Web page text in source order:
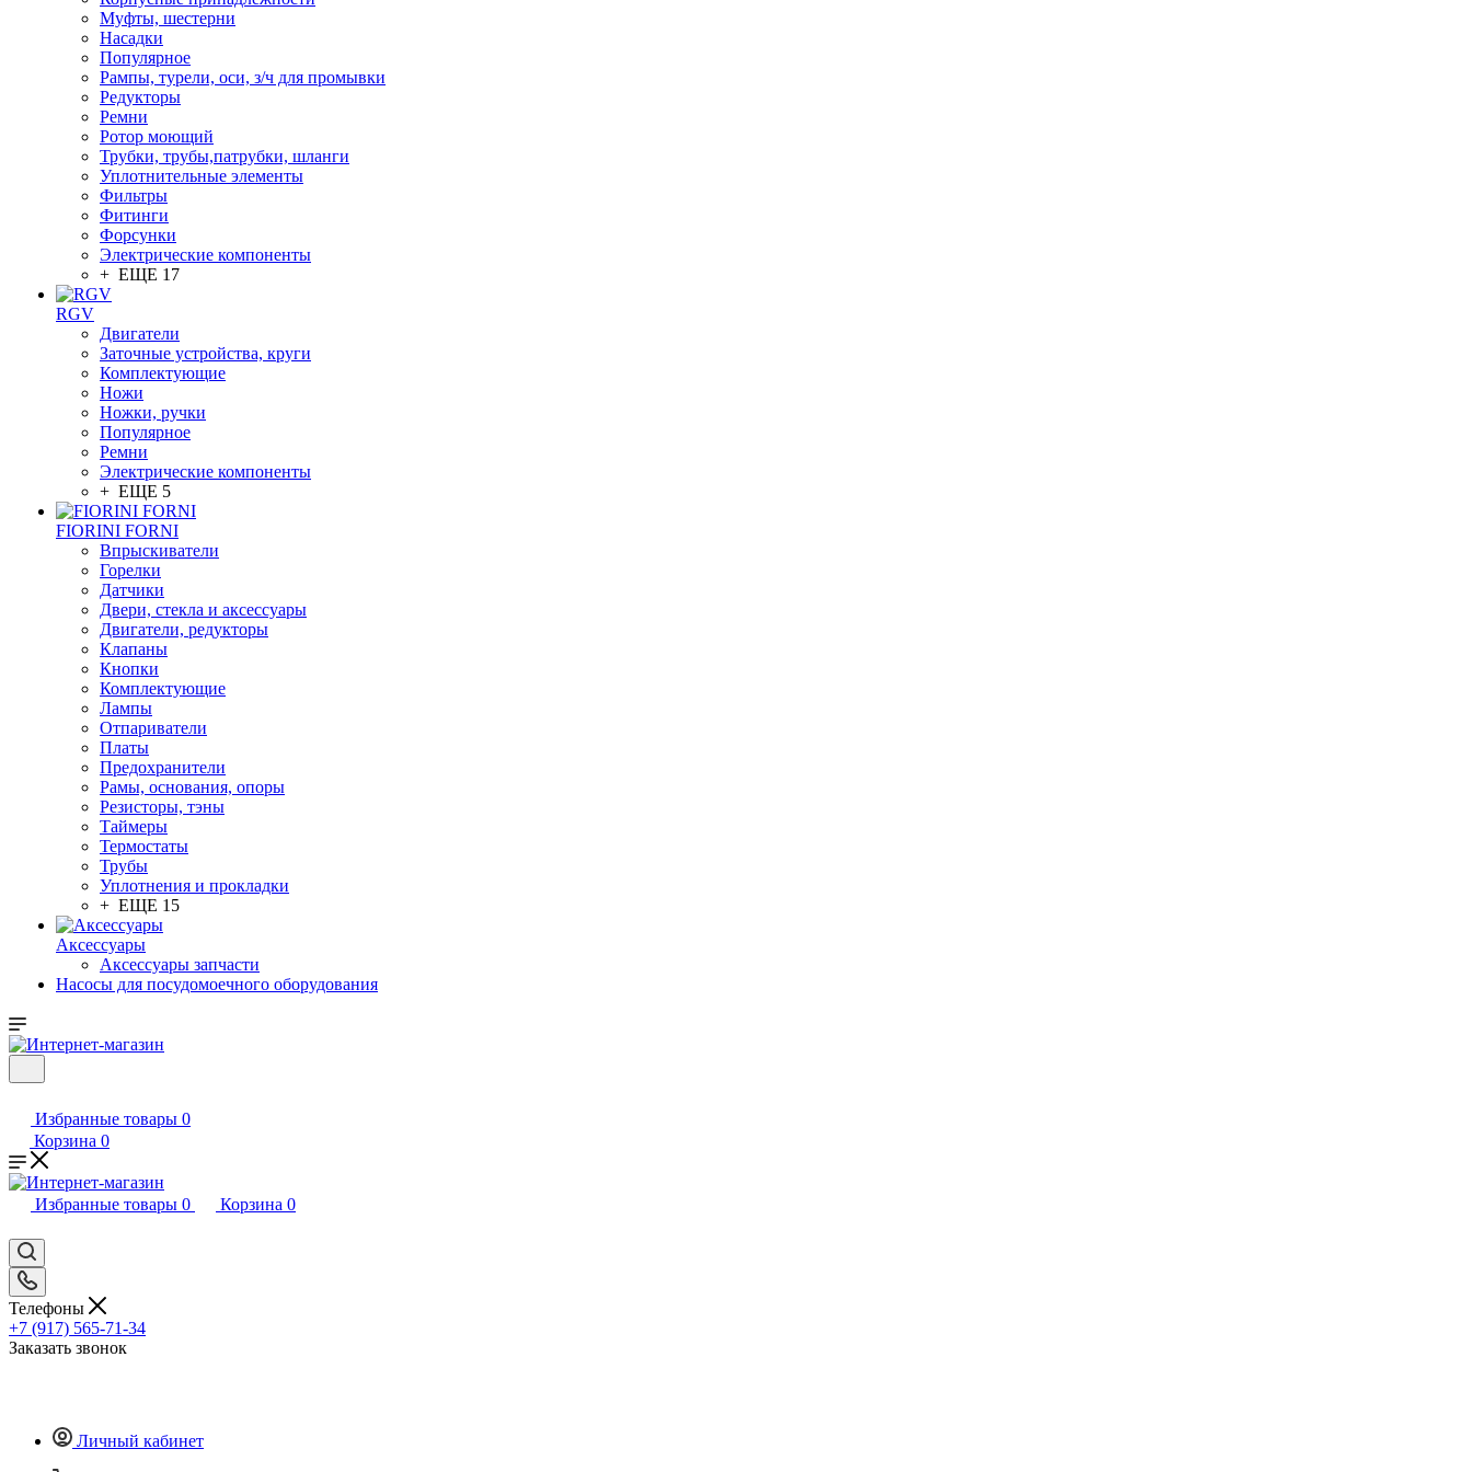
Муфты, шестерни
Насадки
Популярное
Рампы, турели, оси, з/ч для промывки
Редукторы
Ремни
Ротор моющий
Трубки, трубы,патрубки, шланги
Уплотнительные элементы
Фильтры
Фитинги
Форсунки
Электрические компоненты
+ ЕЩЕ 17
RGV
Двигатели
Заточные устройства, круги
Комплектующие
Ножи
Ножки, ручки
Популярное
Ремни
Электрические компоненты
+ ЕЩЕ 5
FIORINI FORNI
Впрыскиватели
Горелки
Датчики
Двери, стекла и аксессуары
Двигатели, редукторы
Клапаны
Кнопки
Комплектующие
Лампы
Отпариватели
Платы
Предохранители
Рамы, основания, опоры
Резисторы, тэны
Таймеры
Термостаты
Трубы
Уплотнения и прокладки
+ ЕЩЕ 15
Аксессуары
Аксессуары запчасти
Насосы для посудомоечного оборудования
Избранные товары 0
Корзина 0
Избранные товары 0 Корзина 0
Телефоны
+7 (917) 565-71-34
Заказать звонок
Личный кабинет